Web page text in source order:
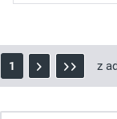
1 z